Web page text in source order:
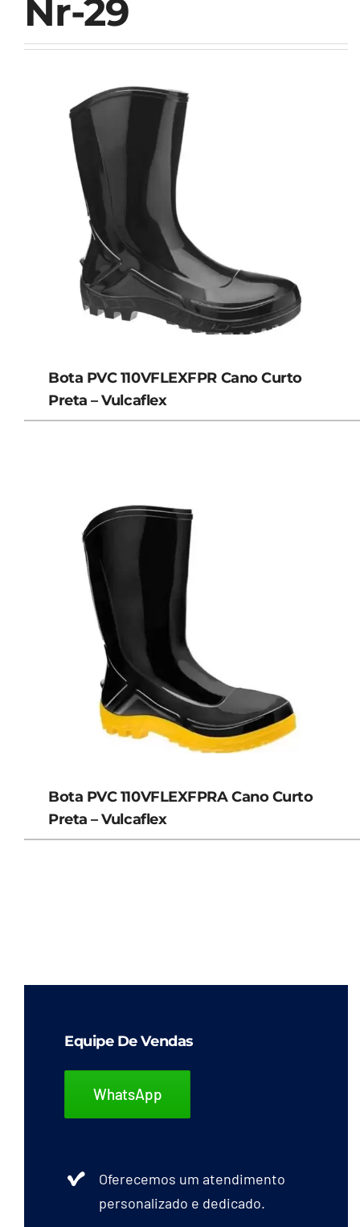
Nr-29
Bota PVC 110VFLEXFPR Cano Curto
Preta – Vulcaflex
Bota PVC 110VFLEXFPRA Cano Curto
Preta – Vulcaflex
Equipe De Vendas
WhatsApp
Oferecemos um atendimento
personalizado e dedicado.